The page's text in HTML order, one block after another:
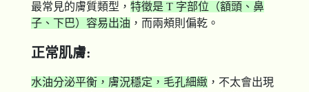
最常見的膚質類型， 特徵是 T 字部位（額頭、鼻
子、下巴）容易出油 ，而兩頰則偏乾。
正常肌膚:
水油分泌平衡，膚況穩定，毛孔細緻 ，不太會出現